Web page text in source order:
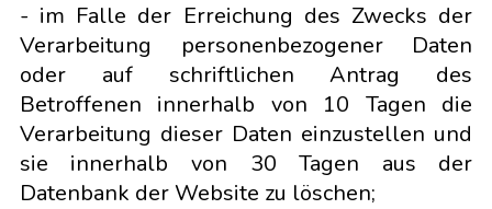
- im Falle der Erreichung des Zwecks der
Verarbeitung personenbezogener Daten
oder auf schriftlichen Antrag des
Betroffenen innerhalb von 10 Tagen die
Verarbeitung dieser Daten einzustellen und
sie innerhalb von 30 Tagen aus der
Datenbank der Website zu löschen;